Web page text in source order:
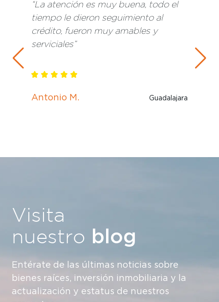
“Por el tiempo de respuesta rápida
en cuanto dudas, opiniones en
general, las instalaciones están muy
limpias y cuidadas”
Denisse C. Katavia Monterrey
Visita
nuestro blog
Entérate de las últimas noticias sobre
bienes raíces, inversión inmobiliaria y la
actualización y estatus de nuestros